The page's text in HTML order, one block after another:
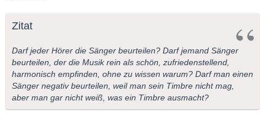
Zitat
Darf jeder Hörer die Sänger beurteilen? Darf jemand Sänger
beurteilen, der die Musik rein als schön, zufriedenstellend,
harmonisch empfinden, ohne zu wissen warum? Darf man einen
Sänger negativ beurteilen, weil man sein Timbre nicht mag,
aber man gar nicht weiß, was ein Timbre ausmacht?